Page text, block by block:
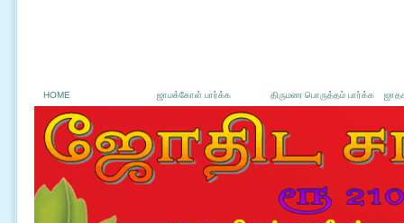
HOME ஜாமக்கோள் பார்க்க திருமண பொருத்தம் பார்க்க